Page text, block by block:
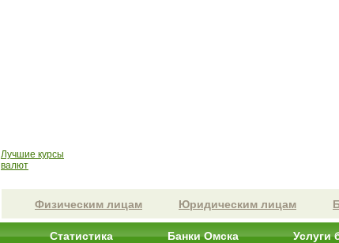
Лучшие курсы
валют
Физическим лицам Юридическим лицам
Статистика Банки Омска Услуги